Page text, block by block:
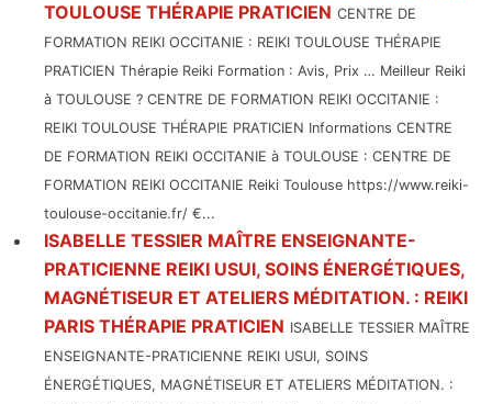
TOULOUSE THÉRAPIE PRATICIEN CENTRE DE
FORMATION REIKI OCCITANIE : REIKI TOULOUSE THÉRAPIE
PRATICIEN Thérapie Reiki Formation : Avis, Prix … Meilleur Reiki
à TOULOUSE ? CENTRE DE FORMATION REIKI OCCITANIE :
REIKI TOULOUSE THÉRAPIE PRATICIEN Informations CENTRE
DE FORMATION REIKI OCCITANIE à TOULOUSE : CENTRE DE
FORMATION REIKI OCCITANIE Reiki Toulouse https://www.reiki-
toulouse-occitanie.fr/ €...
ISABELLE TESSIER MAÎTRE ENSEIGNANTE-
PRATICIENNE REIKI USUI, SOINS ÉNERGÉTIQUES,
MAGNÉTISEUR ET ATELIERS MÉDITATION. : REIKI
PARIS THÉRAPIE PRATICIEN ISABELLE TESSIER MAÎTRE
ENSEIGNANTE-PRATICIENNE REIKI USUI, SOINS
ÉNERGÉTIQUES, MAGNÉTISEUR ET ATELIERS MÉDITATION. :